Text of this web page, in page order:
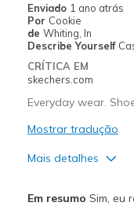
View On Shoes
Enviado 1 ano atrás
Por Cookie
de Whiting, In
Describe Yourself
CRÍTICA EM
skechers.com
Everyday wear.
Mostrar tradução
Mais detalhes
Em resumo Sim, eu